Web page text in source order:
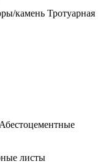
Тротуарная
листы